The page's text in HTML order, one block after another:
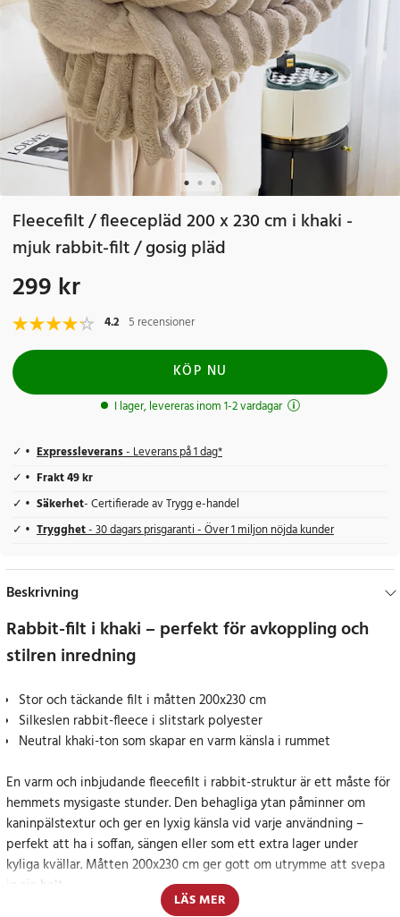
Fleecefilt / fleecepläd 200 x 230 cm i khaki -
mjuk rabbit-filt / gosig pläd
Pris:299 kr
299 kr
4.2 5 recensioner
KÖP NU
I lager, levereras inom 1-2 vardagar
Expressleverans- Leverans på 1 dag*
Frakt 49 kr
Säkerhet- Certifierade av Trygg e-handel
Trygghet- 30 dagars prisgaranti - Över 1 miljon nöjda kunder
Beskrivning
Rabbit-filt i khaki – perfekt för avkoppling och
stilren inredning
Stor och täckande filt i måtten 200x230 cm
Silkeslen rabbit-fleece i slitstark polyester
Neutral khaki-ton som skapar en varm känsla i rummet
En varm och inbjudande fleecefilt i rabbit-struktur är ett måste för
hemmets mysigaste stunder. Den behagliga ytan påminner om
kaninpälstextur och ger en lyxig känsla vid varje användning –
perfekt att ha i soffan, sängen eller som ett extra lager under
kyliga kvällar. Måtten 200x230 cm ger gott om utrymme att svepa
in sig helt.
LÄS MER